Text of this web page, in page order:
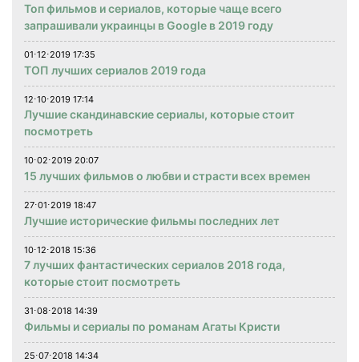
Топ фильмов и сериалов, которые чаще всего
запрашивали украинцы в Google в 2019 году
01⋅12⋅2019 17:35
ТОП лучших сериалов 2019 года
12⋅10⋅2019 17:14
Лучшие скандинавские сериалы, которые стоит
посмотреть
10⋅02⋅2019 20:07
15 лучших фильмов о любви и страсти всех времен
27⋅01⋅2019 18:47
Лучшие исторические фильмы последних лет
10⋅12⋅2018 15:36
7 лучших фантастических сериалов 2018 года,
которые стоит посмотреть
31⋅08⋅2018 14:39
Фильмы и сериалы по романам Агаты Кристи
25⋅07⋅2018 14:34